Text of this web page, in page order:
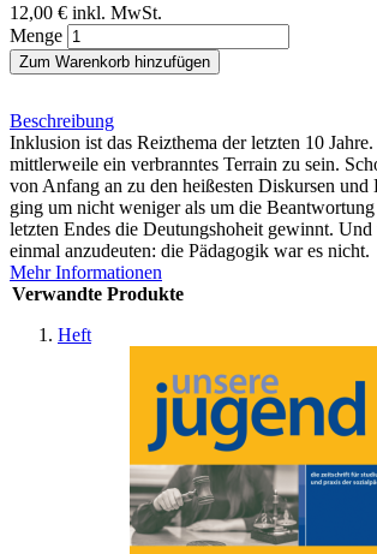
12,00 € inkl. MwSt.
Menge
Zum Warenkorb hinzufügen
Beschreibung
Inklusion ist das Reizthema der letzten 10
mittlerweile ein verbranntes Terrain zu sein.
von Anfang an zu den heißesten Diskursen und
ging um nicht weniger als um die
letzten Endes die Deutungshoheit gewinnt. Und
einmal anzudeuten: die Pädagogik war es nicht.
Mehr Informationen
Verwandte Produkte
Heft